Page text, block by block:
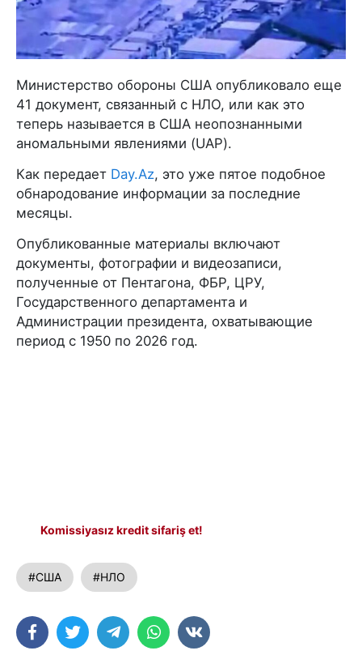
Министерство обороны США опубликовало еще
41 документ, связанный с НЛО, или как это
теперь называется в США неопознанными
аномальными явлениями (UAP).
Как передает Day.Az, это уже пятое подобное
обнародование информации за последние
месяцы.
Опубликованные материалы включают
документы, фотографии и видеозаписи,
полученные от Пентагона, ФБР, ЦРУ,
Государственного департамента и
Администрации президента, охватывающие
период с 1950 по 2026 год.
Komissiyasız kredit sifariş et!
#США #НЛО